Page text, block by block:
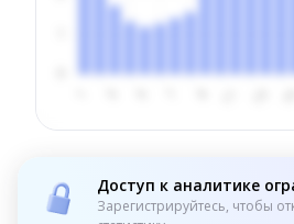
Доступ к аналитике
Зарегистрируйтесь, чтобы